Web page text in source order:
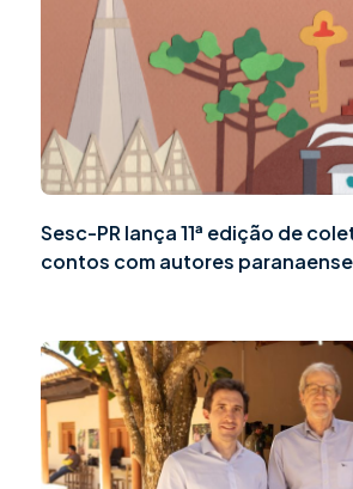
Sesc-PR lança 11ª edição de
contos com autores